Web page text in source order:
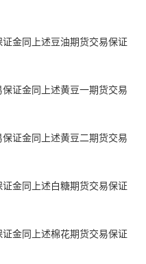
金同上述豆油期货交易保证
证金同上述黄豆一期货交易
证金同上述黄豆二期货交易
金同上述白糖期货交易保证
金同上述棉花期货交易保证